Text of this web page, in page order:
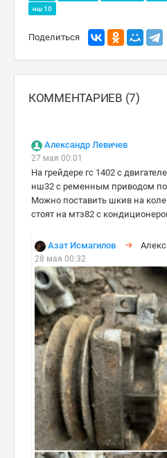
нш 10
Поделиться
КОММЕНТАРИЕВ (7)
Александр Левичев
27 мая 00:01
На грейдере гс 1402 с
нш32 с ременным приводом
Можно поставить шкив на
стоят на мтз82 с
Азат Исмагилов
28 мая 00:32